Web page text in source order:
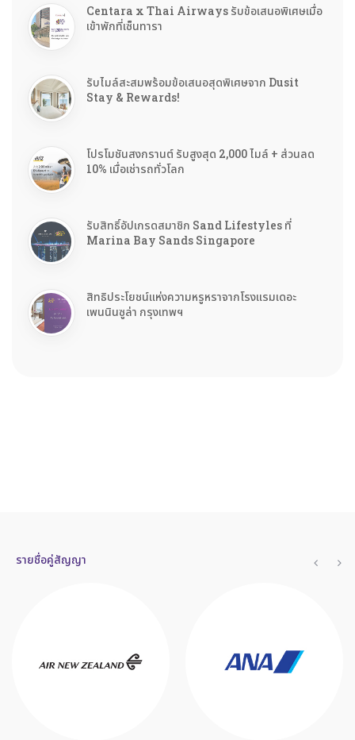
Centara x Thai Airways รับข้อเสนอพิเศษเมื่อ
เข้าพักที่เซ็นทารา
รับไมล์สะสมพร้อมข้อเสนอสุดพิเศษจาก Dusit
Stay & Rewards!
โปรโมชันสงกรานต์ รับสูงสุด 2,000 ไมล์ + ส่วนลด
10% เมื่อเช่ารถทั่วโลก
รับสิทธิ์อัปเกรดสมาชิก Sand Lifestyles ที่
Marina Bay Sands Singapore
สิทธิประโยชน์แห่งความหรูหราจากโรงแรมเดอะ
เพนนินซูล่า กรุงเทพฯ
รายชื่อคู่สัญญา